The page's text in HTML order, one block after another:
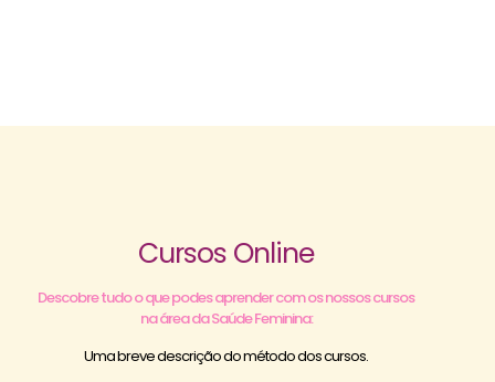
Cursos Online
Descobre tudo o que podes aprender com os nossos cursos
na área da Saúde Feminina:
Uma breve descrição do método dos cursos.